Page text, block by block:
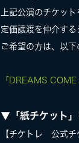
上記公演のチケッ
定価譲渡を仲介する
ご希望の方は、以下
「DREAMS
▼「紙チケット
【チケトレ 公式チ